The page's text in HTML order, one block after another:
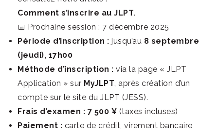
Comment s’inscrire au JLPT.
📅 Prochaine session : 7 décembre 2025
Période d’inscription : jusqu’au 8 septembre
(jeudi), 17h00
Méthode d’inscription : via la page « JLPT
Application » sur MyJLPT , après création d’un
compte sur le site du JLPT (JESS).
Frais d’examen : 7 500 ¥ (taxes incluses)
Paiement : carte de crédit, virement bancaire